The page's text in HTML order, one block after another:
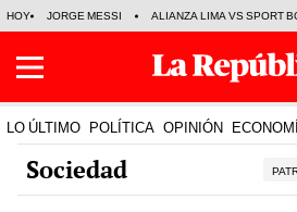
HOY JORGE MESSI ALIANZA LIMA VS SPORT
LO ÚLTIMO POLÍTICA OPINIÓN
Sociedad